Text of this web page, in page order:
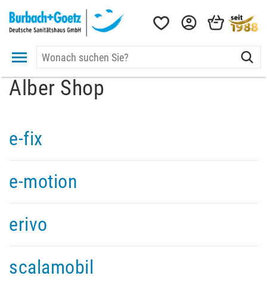
Alber Shop
e-fix
e-motion
erivo
scalamobil